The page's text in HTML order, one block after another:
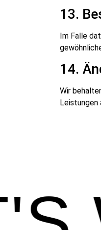
13.
Im Falle
14.
Wir
Leistungen